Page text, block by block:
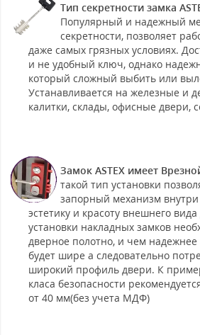
Тип секретности замка
Популярный и надежный
секретности, позволяет
даже самых грязных условиях.
и не удобный ключ, однако
который сложный выбить или
Устанавливается на железные и
калитки, склады, офисные двери,
Замок ASTEX имеет
такой тип установки
запорный механизм внутри
эстетику и красоту внешнего
установки накладных замков
дверное полотно, и чем надежнее
будет шире а следовательно
широкий профиль двери. К
класа безопасности
от 40 мм(без учета МДФ)